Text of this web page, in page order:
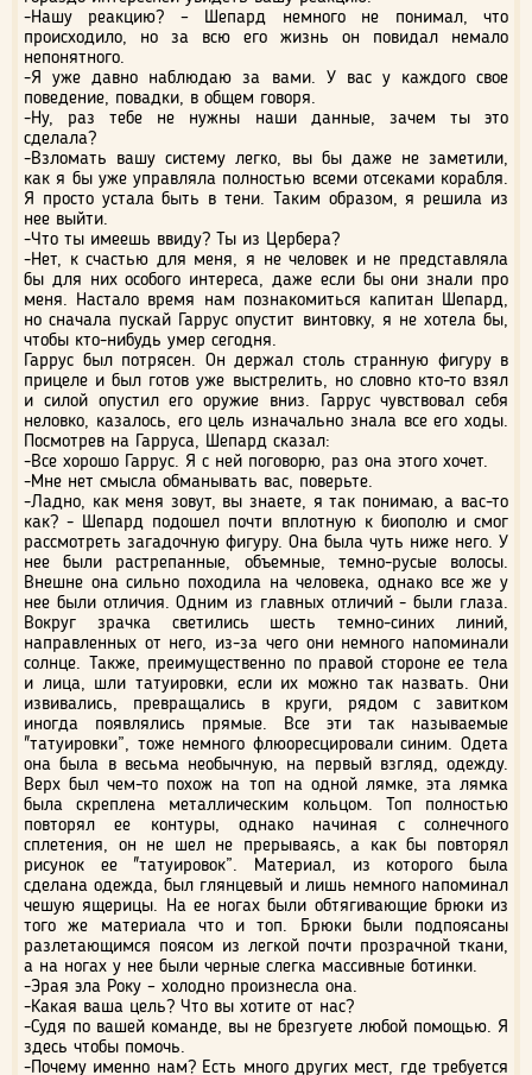
-Нашу реакцию? – Шепард немного не понимал, что
происходило, но за всю его жизнь он повидал немало
непонятного.
-Я уже давно наблюдаю за вами. У вас у каждого свое
поведение, повадки, в общем говоря.
-Ну, раз тебе не нужны наши данные, зачем ты это
сделала?
-Взломать вашу систему легко, вы бы даже не заметили,
как я бы уже управляла полностью всеми отсеками корабля.
Я просто устала быть в тени. Таким образом, я решила из
нее выйти.
-Что ты имеешь ввиду? Ты из Цербера?
-Нет, к счастью для меня, я не человек и не представляла
бы для них особого интереса, даже если бы они знали про
меня. Настало время нам познакомиться капитан Шепард,
но сначала пускай Гаррус опустит винтовку, я не хотела бы,
чтобы кто-нибудь умер сегодня.
Гаррус был потрясен. Он держал столь странную фигуру в
прицеле и был готов уже выстрелить, но словно кто-то взял
и силой опустил его оружие вниз. Гаррус чувствовал себя
неловко, казалось, его цель изначально знала все его ходы.
Посмотрев на Гарруса, Шепард сказал:
-Все хорошо Гаррус. Я с ней поговорю, раз она этого хочет.
-Мне нет смысла обманывать вас, поверьте.
-Ладно, как меня зовут, вы знаете, я так понимаю, а вас-то
как? - Шепард подошел почти вплотную к биополю и смог
рассмотреть загадочную фигуру. Она была чуть ниже него. У
нее были растрепанные, объемные, темно-русые волосы.
Внешне она сильно походила на человека, однако все же у
нее были отличия. Одним из главных отличий - были глаза.
Вокруг зрачка светились шесть темно-синих линий,
направленных от него, из-за чего они немного напоминали
солнце. Также, преимущественно по правой стороне ее тела
и лица, шли татуировки, если их можно так назвать. Они
извивались, превращались в круги, рядом с завитком
иногда появлялись прямые. Все эти так называемые
"татуировки”, тоже немного флюоресцировали синим. Одета
она была в весьма необычную, на первый взгляд, одежду.
Верх был чем-то похож на топ на одной лямке, эта лямка
была скреплена металлическим кольцом. Топ полностью
повторял ее контуры, однако начиная с солнечного
сплетения, он не шел не прерываясь, а как бы повторял
рисунок ее "татуировок”. Материал, из которого была
сделана одежда, был глянцевый и лишь немного напоминал
чешую ящерицы. На ее ногах были обтягивающие брюки из
того же материала что и топ. Брюки были подпоясаны
разлетающимся поясом из легкой почти прозрачной ткани,
а на ногах у нее были черные слегка массивные ботинки.
-Эрая эла Року – холодно произнесла она.
-Какая ваша цель? Что вы хотите от нас?
-Судя по вашей команде, вы не брезгуете любой помощью. Я
здесь чтобы помочь.
-Почему именно нам? Есть много других мест, где требуется